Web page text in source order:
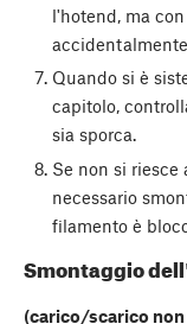
l'hotend, ma
Quando si è
capitolo,
sia sporca.
Se non si riesce
necessario
filamento è
Smontaggio
(carico/scarico